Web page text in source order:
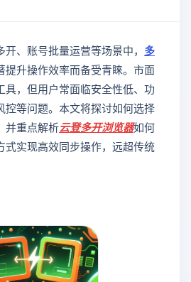
、账号批量运营等场景中， 多
提升操作效率而备受青睐。市面
具，但用户常面临安全性低、功
控等问题。本文将探讨如何选择
并重点解析云登多开浏览器如何
式实现高效同步操作，远超传统